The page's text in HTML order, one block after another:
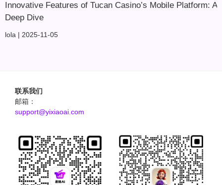
Innovative Features of Tucan Casino’s Mobile Platform: A
Deep Dive
lola 2025-11-05
联系我们
邮箱：
support@yixiaoai.com